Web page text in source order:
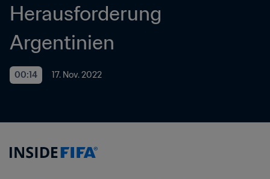
Herausforderung
Argentinien
00:14 17. Nov. 2022